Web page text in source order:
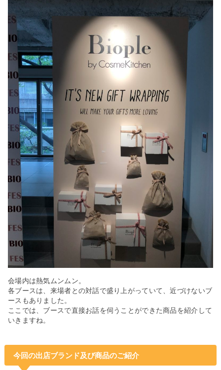
会場内は熱気ムンムン。
各ブースは、来場者との対話で盛り上がっていて、近づけないブ
ースもありました。
ここでは、ブースで直接お話を伺うことができた商品を紹介して
いきますね。
今回の出店ブランド及び商品のご紹介